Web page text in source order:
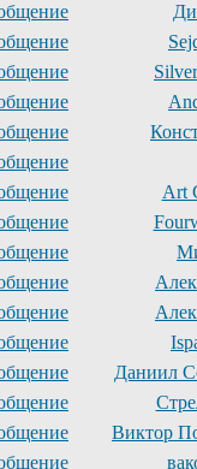
Art
Даниил
Виктор